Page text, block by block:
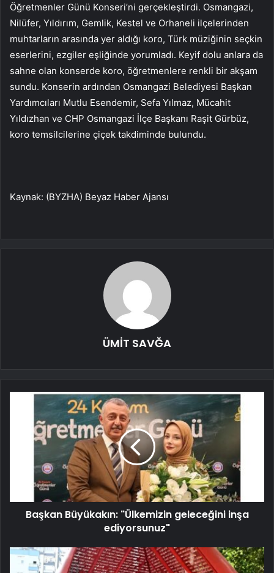
Öğretmenler Günü Konseri’ni gerçekleştirdi. Osmangazi,
Nilüfer, Yıldırım, Gemlik, Kestel ve Orhaneli ilçelerinden
muhtarların arasında yer aldığı koro, Türk müziğinin seçkin
eserlerini, ezgiler eşliğinde yorumladı. Keyif dolu anlara da
sahne olan konserde koro, öğretmenlere renkli bir akşam
sundu. Konserin ardından Osmangazi Belediyesi Başkan
Yardımcıları Mutlu Esendemir, Sefa Yılmaz, Mücahit
Yıldızhan ve CHP Osmangazi İlçe Başkanı Raşit Gürbüz,
koro temsilcilerine çiçek takdiminde bulundu.
Kaynak: (BYZHA) Beyaz Haber Ajansı
ÜMİT SAVĞA
Başkan Büyükakın: "Ülkemizin geleceğini inşa
ediyorsunuz"